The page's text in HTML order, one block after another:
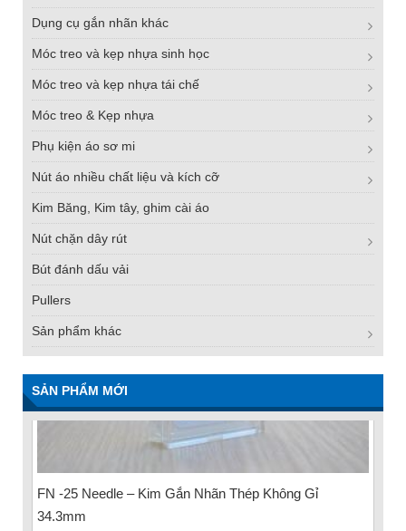
Dụng cụ gắn nhãn khác
Móc treo và kẹp nhựa sinh học
Móc treo và kẹp nhựa tái chế
Móc treo & Kẹp nhựa
Phụ kiện áo sơ mi
Nút áo nhiều chất liệu và kích cỡ
Kim Băng, Kim tây, ghim cài áo
Nút chặn dây rút
Bút đánh dấu vải
Pullers
Sản phẩm khác
SẢN PHẨM MỚI
FN -25 Needle – Kim Gắn Nhãn Thép Không Gỉ
34.3mm